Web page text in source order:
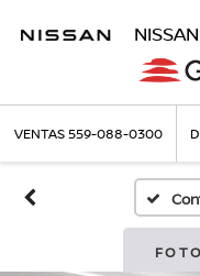
VENTAS559-088-0300